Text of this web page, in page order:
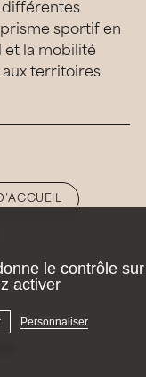
différentes
sportif en
et la mobilité
territoires
le contrôle sur
activer
Personnaliser